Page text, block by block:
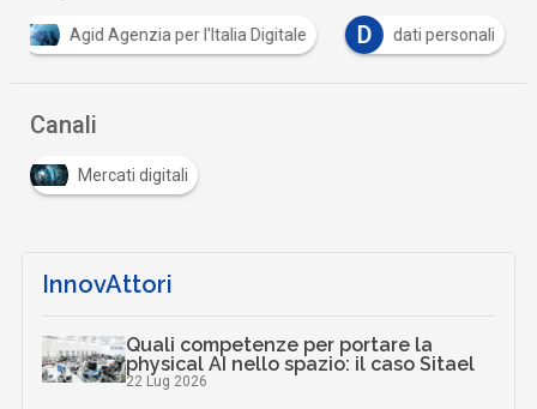
Agid Agenzia per l'Italia Digitale D dati personali
Canali
Mercati digitali
InnovAttori
Quali competenze per portare la
physical AI nello spazio: il caso Sitael
22 Lug 2026